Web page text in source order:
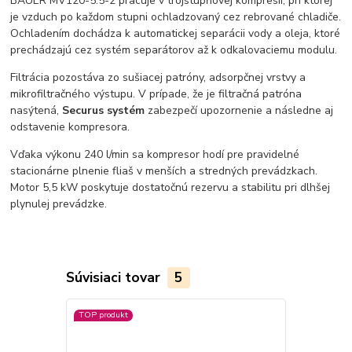
je vzduch po každom stupni ochladzovaný cez rebrované chladiče.
Ochladením dochádza k automatickej separácii vody a oleja, ktoré
prechádzajú cez systém separátorov až k odkalovaciemu modulu.
Filtrácia pozostáva zo sušiacej patróny, adsorpčnej vrstvy a
mikrofiltračného výstupu. V prípade, že je filtračná patróna
nasýtená, Securus systém zabezpečí upozornenie a následne aj
odstavenie kompresora.
Vďaka výkonu 240 l/min sa kompresor hodí pre pravidelné
stacionárne plnenie fliaš v menších a stredných prevádzkach.
Motor 5,5 kW poskytuje dostatočnú rezervu a stabilitu pri dlhšej
plynulej prevádzke.
Súvisiaci tovar 5
TOP produkt